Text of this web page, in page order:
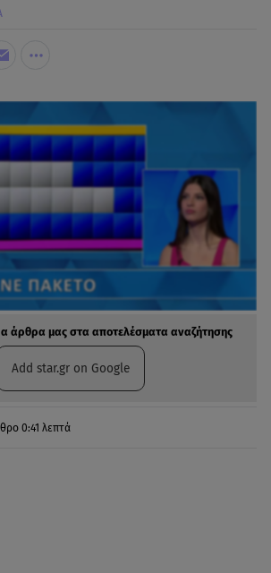
άρθρα μας στα αποτελέσματα αναζήτησης
Add star.gr on Google
0:41 λεπτά